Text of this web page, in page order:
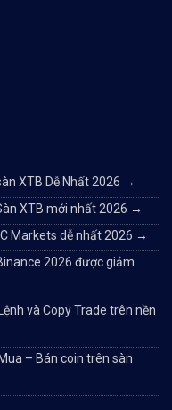
XTB Dễ Nhất 2026 →
XTB mới nhất 2026 →
Markets dễ nhất 2026 →
2026 được giảm
và Copy Trade trên nền
– Bán coin trên sàn